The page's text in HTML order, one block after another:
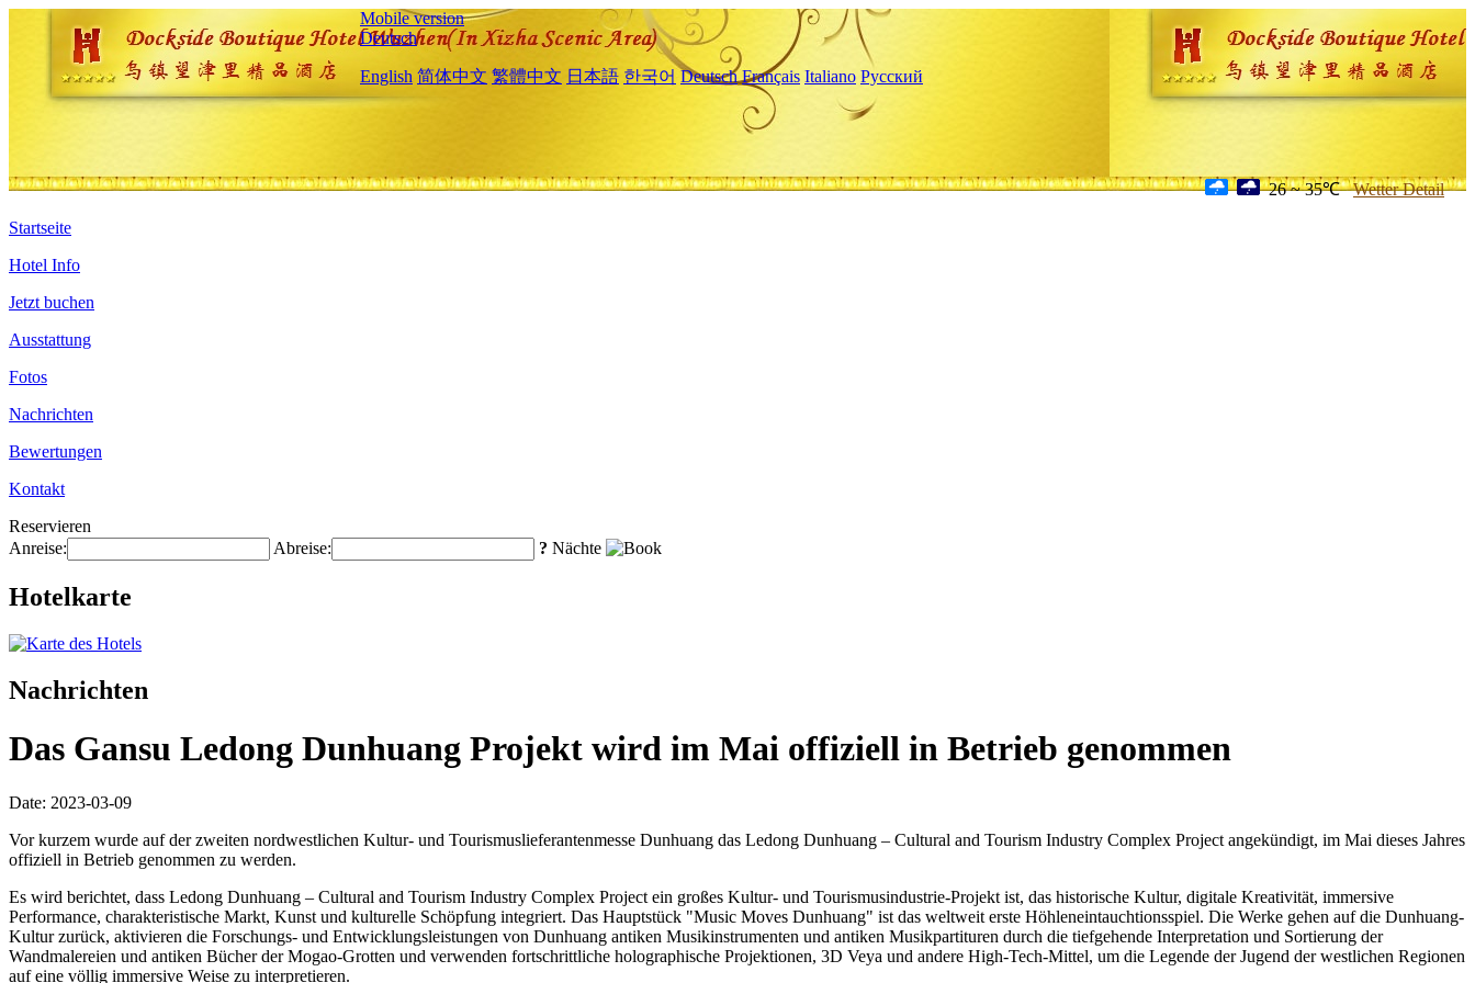
Mobile version
Deutsch
English 简体中文 繁體中文 日本語 한국어 Deutsch Français Italiano Русский
26 ~ 35℃ Wetter Detail
Startseite
Hotel Info
Jetzt buchen
Ausstattung
Fotos
Nachrichten
Bewertungen
Kontakt
Reservieren
Anreise:
Abreise: ? Nächte
Hotelkarte
Nachrichten
Das Gansu Ledong Dunhuang Projekt wird im Mai offiziell in Betrieb genommen
Date: 2023-03-09
Vor kurzem wurde auf der zweiten nordwestlichen Kultur- und Tourismuslieferantenmesse Dunhuang das Ledong Dunhuang – Cultural and Tourism Industry Complex Project angekündigt, im Mai dieses Jahres
offiziell in Betrieb genommen zu werden.
Es wird berichtet, dass Ledong Dunhuang – Cultural and Tourism Industry Complex Project ein großes Kultur- und Tourismusindustrie-Projekt ist, das historische Kultur, digitale Kreativität, immersive
Performance, charakteristische Markt, Kunst und kulturelle Schöpfung integriert. Das Hauptstück "Music Moves Dunhuang" ist das weltweit erste Höhleneintauchtionsspiel. Die Werke gehen auf die Dunhuang-
Kultur zurück, aktivieren die Forschungs- und Entwicklungsleistungen von Dunhuang antiken Musikinstrumenten und antiken Musikpartituren durch die tiefgehende Interpretation und Sortierung der
Wandmalereien und antiken Bücher der Mogao-Grotten und verwenden fortschrittliche holographische Projektionen, 3D Veya und andere High-Tech-Mittel, um die Legende der Jugend der westlichen Regionen
auf eine völlig immersive Weise zu interpretieren.